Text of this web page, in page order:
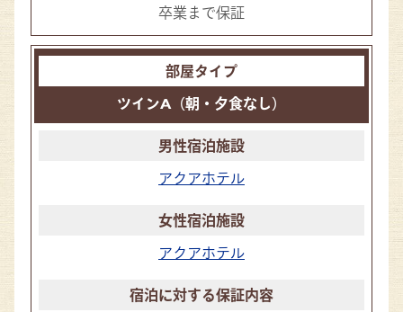
卒業まで保証
ツインA（朝・夕食なし）
アクアホテル
アクアホテル